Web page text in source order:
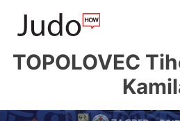
TOPOLOVEC